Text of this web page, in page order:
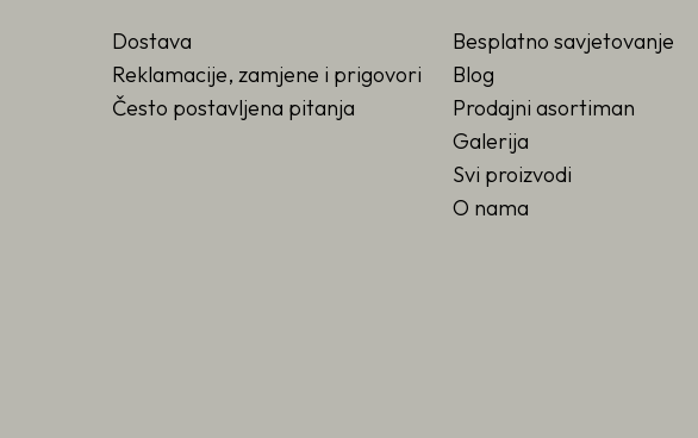
Dostava
Reklamacije, zamjene i prigovori
Često postavljena pitanja
Besplatno savjetovanje
Blog
Prodajni asortiman
Galerija
Svi proizvodi
O nama